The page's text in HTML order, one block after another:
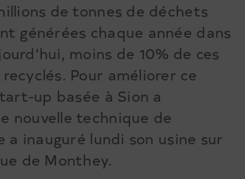
de tonnes de déchets
générées chaque année dans
moins de 10% de ces
Pour améliorer ce
up basée à Sion a
nouvelle technique de
a inauguré lundi son usine sur
de Monthey.